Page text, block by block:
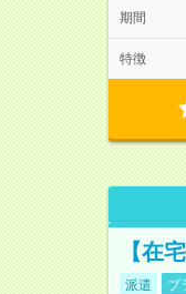
期間
特徴
【在
派遣 ブ